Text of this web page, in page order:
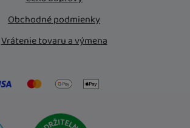
Obchodné podmienky
Vrátenie tovaru a výmena